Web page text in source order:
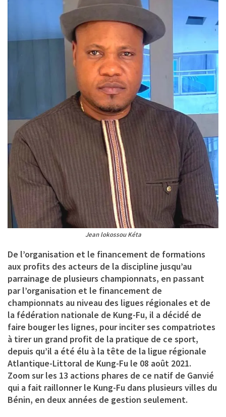
Jean lokossou Kéta
De l’organisation et le financement de formations
aux profits des acteurs de la discipline jusqu’au
parrainage de plusieurs championnats, en passant
par l’organisation et le financement de
championnats au niveau des ligues régionales et de
la fédération nationale de Kung-Fu, il a décidé de
faire bouger les lignes, pour inciter ses compatriotes
à tirer un grand profit de la pratique de ce sport,
depuis qu’il a été élu à la tête de la ligue régionale
Atlantique-Littoral de Kung-Fu le 08 août 2021.
Zoom sur les 13 actions phares de ce natif de Ganvié
qui a fait raillonner le Kung-Fu dans plusieurs villes du
Bénin, en deux années de gestion seulement.